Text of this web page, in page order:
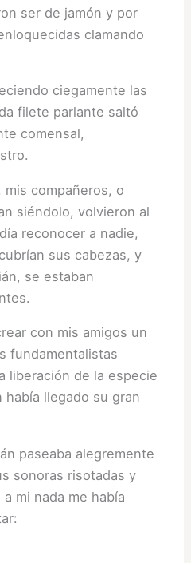
ser de jamón y por
clamando
ciegamente las
filete parlante saltó
comensal,
mis compañeros, o
siéndolo, volvieron al
reconocer a nadie,
sus cabezas, y
se estaban
con mis amigos un
fundamentalistas
liberación de la especie
llegado su gran
paseaba alegremente
sonoras risotadas y
mi nada me había